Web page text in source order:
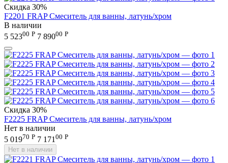
Скидка 30%
F2201 FRAP Смеситель для ванны, латунь/хром
В наличии
5 52300 Р 7 89000 Р
Скидка 30%
F2225 FRAP Смеситель для ванны, латунь/хром
Нет в наличии
5 01970 Р 7 171 00 Р
Нет в наличии